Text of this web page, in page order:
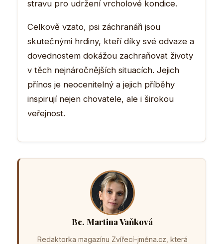
stravu pro udržení vrcholové kondice.
Celkově vzato, psi záchranáři jsou
skutečnými hrdiny, kteří díky své odvaze a
dovednostem dokážou zachraňovat životy
v těch nejnáročnějších situacích. Jejich
přínos je neocenitelný a jejich příběhy
inspirují nejen chovatele, ale i širokou
veřejnost.
Bc. Martina Vaňková
Redaktorka magazínu Zvířecí-jména.cz, která